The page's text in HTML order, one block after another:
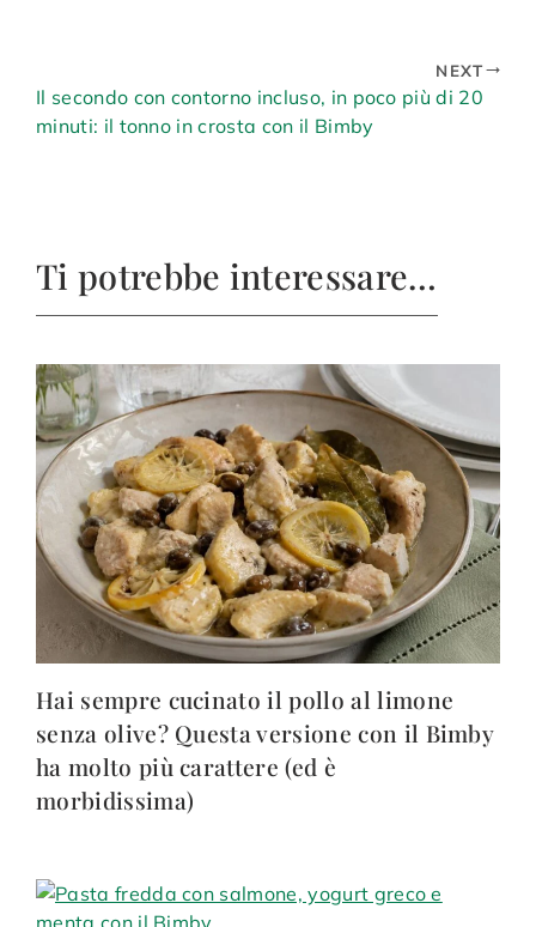
NEXT
Il secondo con contorno incluso, in poco più di 20
minuti: il tonno in crosta con il Bimby
Ti potrebbe interessare…
Hai sempre cucinato il pollo al limone
senza olive? Questa versione con il Bimby
ha molto più carattere (ed è
morbidissima)